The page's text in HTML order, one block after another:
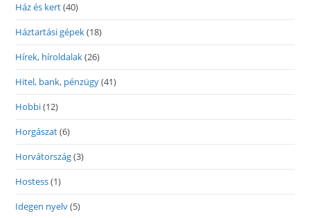
Ház és kert(40)
Háztartási gépek(18)
Hírek, híroldalak(26)
Hitel, bank, pénzügy(41)
Hobbi(12)
Horgászat(6)
Horvátország(3)
Hostess(1)
Idegen nyelv(5)